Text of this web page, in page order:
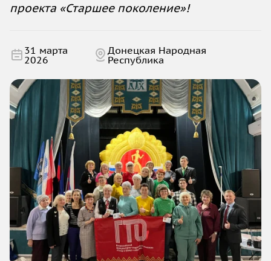
проекта «Старшее поколение»!
31 марта
2026
Донецкая Народная
Республика